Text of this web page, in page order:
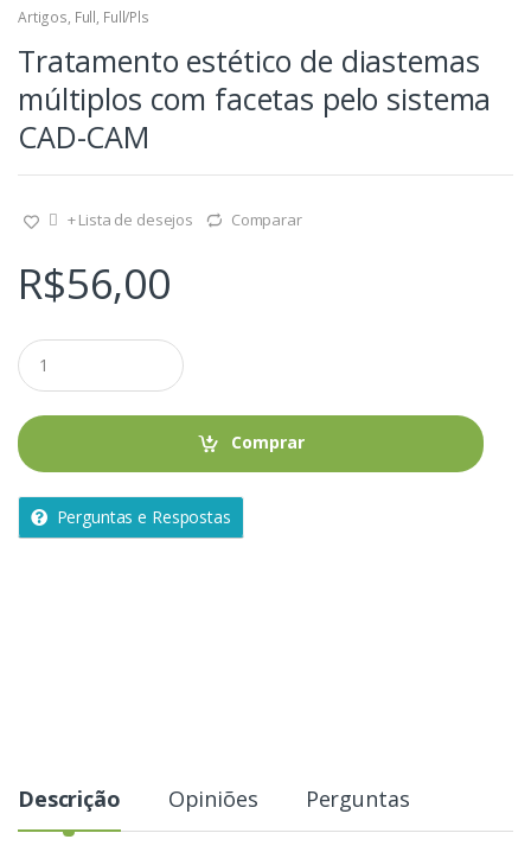
Artigos, Full, Full/Pls
Tratamento estético de diastemas
múltiplos com facetas pelo sistema
CAD-CAM
+ Lista de desejos Comparar
R$56,00
Q
u
a
t
i
a
e
Comprar
Perguntas e Respostas
Descrição Opiniões Perguntas